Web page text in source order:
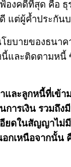
งคดีที่สุด คือ
แต่ผู้ค้ำประกั
ยของธนาค
ละติดตามหนี้
ะลูกหนี้ที่เข้า
การเงิน รว
ยดในสัญญาไ
กเหนือจากนั้